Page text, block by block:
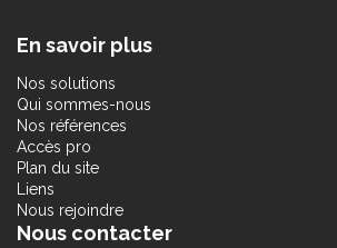
En savoir plus
Nos solutions
Qui sommes-nous
Nos références
Accès pro
Plan du site
Liens
Nous rejoindre
Nous contacter